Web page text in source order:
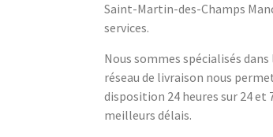
Saint-Martin-des-Champs
services.
Nous sommes spécialisés
réseau de livraison nous
disposition 24 heures sur 24 et
meilleurs délais.